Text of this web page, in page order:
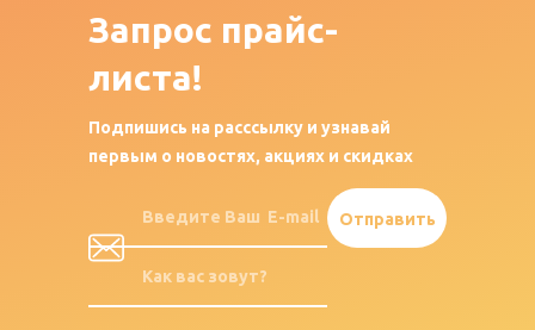
Запрос прайс-
листа!
Подпишись на расссылку и узнавай
первым о новостях, акциях и скидках